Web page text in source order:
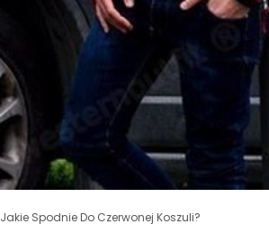
Jakie Spodnie Do Czerwonej Koszuli?